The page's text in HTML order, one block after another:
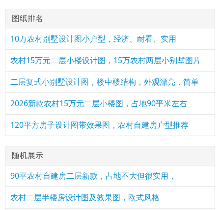
图纸排名
10万农村别墅设计图小户型，经济、耐看、实用
农村15万元二层小楼设计图，15万农村两层小别墅图片
二层复式小别墅设计图，楼中楼结构，外观漂亮，简单
2026新款农村15万元二层小楼图，占地90平米左右
120平方房子设计图带效果图，农村自建房户型推荐
随机展示
90平农村自建房二层新款，占地不大但很实用，
农村二层半楼房设计图及效果图，欧式风格